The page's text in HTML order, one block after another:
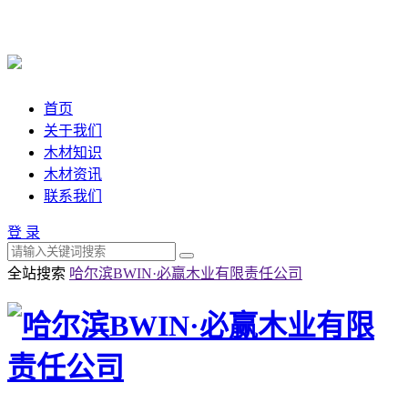
首页
关于我们
木材知识
木材资讯
联系我们
登 录
全站搜索 哈尔滨BWIN·必赢木业有限责任公司